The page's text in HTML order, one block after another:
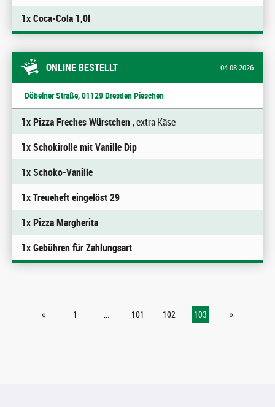
1x Coca-Cola 1,0l
ONLINE BESTELLT 04.08.2026
Döbelner Straße, 01129 Dresden Pieschen
1x Pizza Freches Würstchen, extra Käse
1x Schokirolle mit Vanille Dip
1x Schoko-Vanille
1x Treueheft eingelöst 29
1x Pizza Margherita
1x Gebühren für Zahlungsart
« 1 ... 101 102 103 »